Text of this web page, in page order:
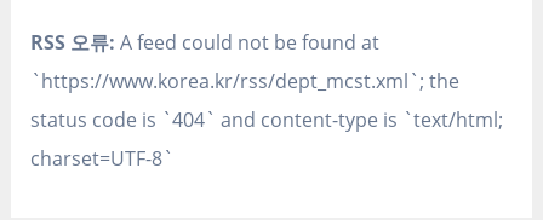
RSS 오류: A feed could not be found at
`https://www.korea.kr/rss/dept_mcst.xml`; the
status code is `404` and content-type is `text/html;
charset=UTF-8`